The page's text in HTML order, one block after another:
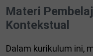
Materi
Kontekstual
Dalam kurikulum ini,